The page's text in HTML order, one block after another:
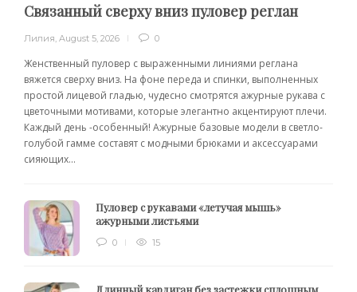
Связанный сверху вниз пуловер реглан
Лилия August 5, 2026 0
Женственный пуловер с выраженными линиями реглана
вяжется сверху вниз. На фоне переда и спинки, выполненных
простой лицевой гладью, чудесно смотрятся ажурные рукава с
цветочными мотивами, которые элегантно акцентируют плечи.
Каждый день -особенный! Ажурные базовые модели в светло-
голубой гамме составят с модными брюками и аксессуарами
сияющих...
Пуловер с рукавами «летучая мышь»
ажурными листьями
0 15
Длинный кардиган без застежки сплошным